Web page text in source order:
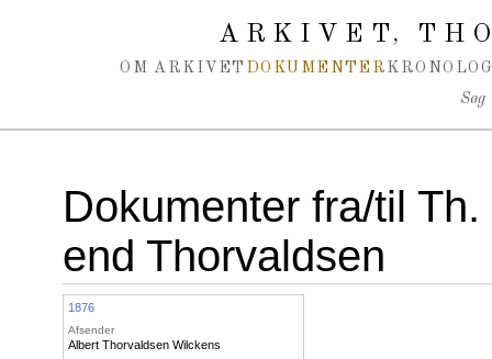
ARKIVET,
OM ARKIVET DOKUMENTER
Søg
Dokumenter fra/til
end Thorvaldsen
1876
Afsender
Albert Thorvaldsen Wilckens